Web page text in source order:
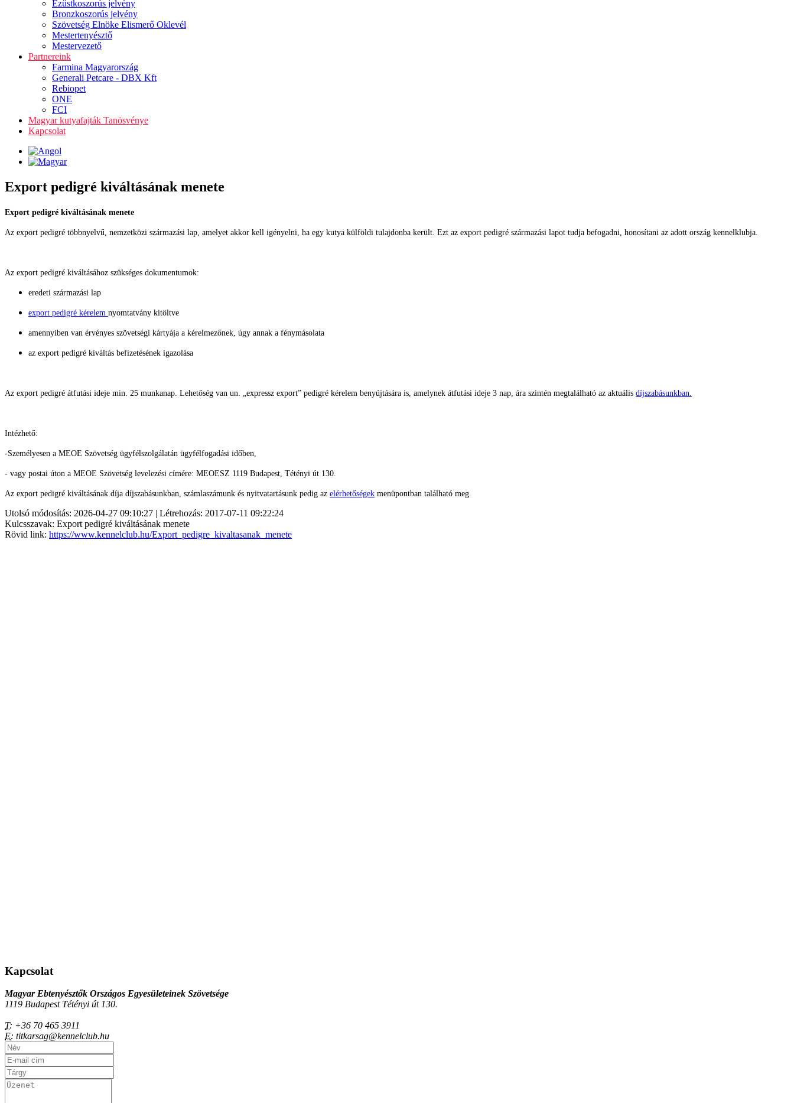
Ezüstkoszorús jelvény
Bronzkoszorús jelvény
Szövetség Elnöke Elismerő Oklevél
Mestertenyésztő
Mestervezető
Partnereink
Farmina Magyarország
Generali Petcare - DBX Kft
Rebiopet
ONE
FCI
Magyar kutyafajták Tanösvénye
Kapcsolat
Export pedigré kiváltásának menete
Export pedigré kiváltásának menete
Az export pedigré többnyelvű, nemzetközi származási lap, amelyet akkor kell igényelni, ha egy kutya külföldi tulajdonba került. Ezt az export pedigré származási lapot tudja befogadni, honosítani az adott ország kennelklubja.
Az export pedigré kiváltásához szükséges dokumentumok:
eredeti származási lap
export pedigré kérelem nyomtatvány kitöltve
amennyiben van érvényes szövetségi kártyája a kérelmezőnek, úgy annak a fénymásolata
az export pedigré kiváltás befizetésének igazolása
Az export pedigré átfutási ideje min. 25 munkanap. Lehetőség van un. „expressz export” pedigré kérelem benyújtására is, amelynek átfutási ideje 3 nap, ára szintén megtalálható az aktuális díjszabásunkban.
Intézhető:
-Személyesen a MEOE Szövetség ügyfélszolgálatán ügyfélfogadási időben,
- vagy postai úton a MEOE Szövetség levelezési címére: MEOESZ 1119 Budapest, Tétényi út 130.
Az export pedigré kiváltásának díja díjszabásunkban, számlaszámunk és nyitvatartásunk pedig az elérhetőségek menüpontban található meg.
Utolsó módosítás: 2026-04-27 09:10:27 | Létrehozás: 2017-07-11 09:22:24
Kulcsszavak: Export pedigré kiváltásának menete
Rövid link: https://www.kennelclub.hu/Export_pedigre_kivaltasanak_menete
Kapcsolat
Magyar Ebtenyésztők Országos Egyesületeinek Szövetsége
1119 Budapest Tétényi út 130.
T: +36 70 465 3911
E: titkarsag@kennelclub.hu